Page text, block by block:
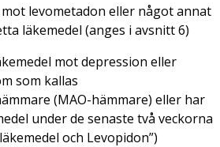
levometadon eller något annat
läkemedel (anges i avsnitt 6)
mot depression eller
som kallas
(MAO-hämmare) eller har
under de senaste två veckorna
och Levopidon”)